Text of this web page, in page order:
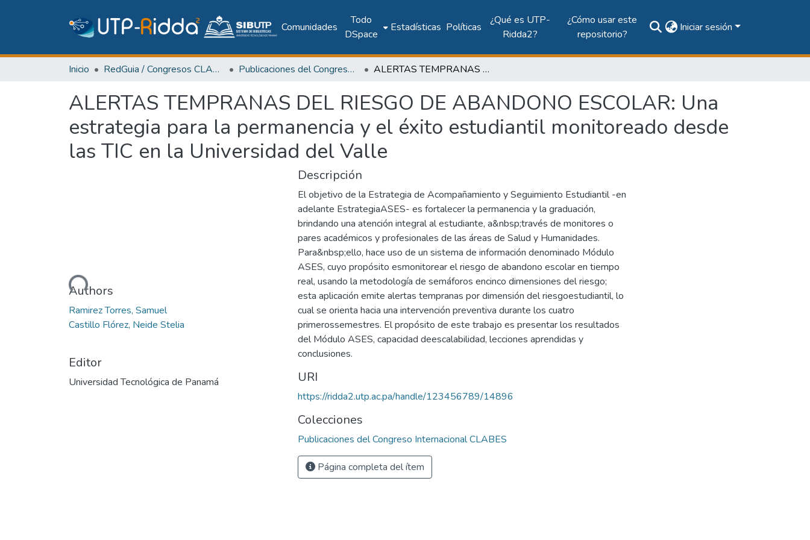
Comunidades
Todo
DSpace
Estadísticas Políticas
¿Qué es UTP-
Ridda2?
¿Cómo usar este
repositorio?
Iniciar sesión
Inicio RedGuia / Congresos CLABES Publicaciones del Congreso Internacional CLABES ALERTAS TEMPRANAS DEL RIESGO DE ABANDONO ESCOLAR: Una estrategia para la permanencia y el éxito estudiantil monitoreado desde las TIC en la Universidad del Valle
ALERTAS TEMPRANAS DEL RIESGO DE ABANDONO ESCOLAR: Una
estrategia para la permanencia y el éxito estudiantil monitoreado desde
las TIC en la Universidad del Valle
Cargando...Authors
Ramirez Torres, Samuel
Castillo Flórez, Neide Stelia
Editor
Universidad Tecnológica de Panamá
Descripción
El objetivo de la Estrategia de Acompañamiento y Seguimiento Estudiantil -en
adelante EstrategiaASES- es fortalecer la permanencia y la graduación,
brindando una atención integral al estudiante, a&nbsp;través de monitores o
pares académicos y profesionales de las áreas de Salud y Humanidades.
Para&nbsp;ello, hace uso de un sistema de información denominado Módulo
ASES, cuyo propósito esmonitorear el riesgo de abandono escolar en tiempo
real, usando la metodología de semáforos encinco dimensiones del riesgo;
esta aplicación emite alertas tempranas por dimensión del riesgoestudiantil, lo
cual se orienta hacia una intervención preventiva durante los cuatro
primerossemestres. El propósito de este trabajo es presentar los resultados
del Módulo ASES, capacidad deescalabilidad, lecciones aprendidas y
conclusiones.
URI
https://ridda2.utp.ac.pa/handle/123456789/14896
Colecciones
Publicaciones del Congreso Internacional CLABES
Página completa del ítem